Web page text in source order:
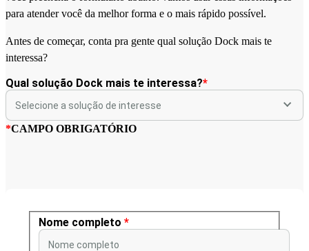
para atender você da melhor forma e o mais rápido possível.
Antes de começar, conta pra gente qual solução Dock mais te
interessa?
Qual solução Dock mais te interessa?*
*CAMPO OBRIGATÓRIO
Nome completo *
Nome completo